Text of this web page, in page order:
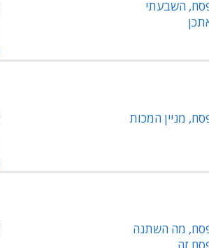
השבעתי
מניין המכות
מה השתנה
זה